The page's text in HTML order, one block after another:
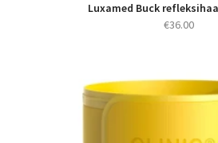
Luxamed Buck
€36.00